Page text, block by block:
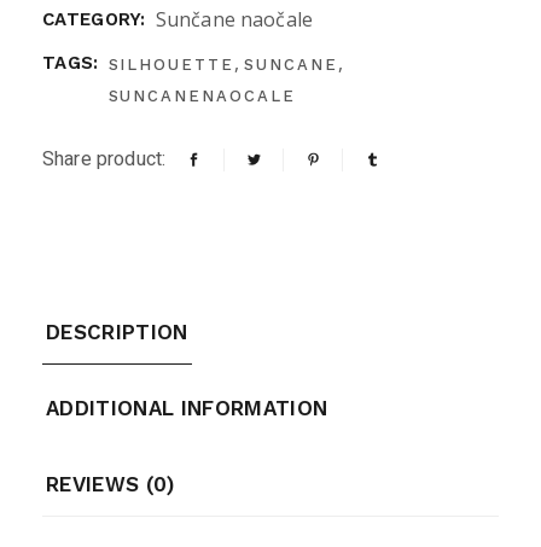
CATEGORY: Sunčane naočale
TAGS: SILHOUETTE ,SUNCANE ,
SUNCANENAOCALE
Share product:
DESCRIPTION
ADDITIONAL INFORMATION
REVIEWS (0)